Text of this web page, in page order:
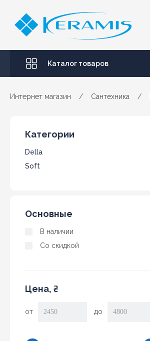
Каталог товаров
Интернет магазин / Сантехника /
Категории
Della
Soft
Основные
В наличии
Со скидкой
Цена, ₴
от до